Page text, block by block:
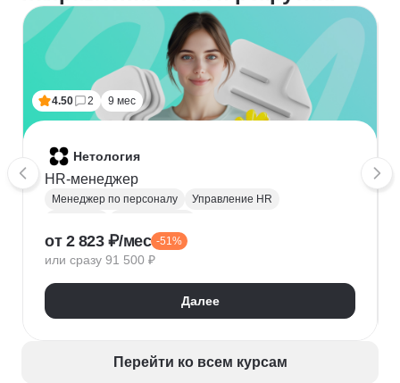
4.50 2 9 мес
Нетология
HR-менеджер
Менеджер по персоналу
Управление HR
HRBP (HR бизнес-партнёр)
Обучение и развитие персонала
Кадровое делопроизводство
Оценка персонала и аттестация
Управление персоналом
Employee Journey Map
от 2 823 ₽/мес -51%
или сразу 91 500 ₽
Далее
Перейти ко всем курсам